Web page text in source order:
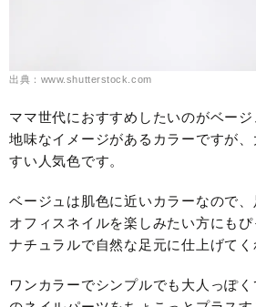
出典：www.shutterstock.com
ママ世代におすすめしたいのがベージ
地味なイメージがあるカラーですが
すい人気色です。
ベージュは肌色に近いカラーなので、
オフィスネイルを楽しみたい方にもぴ
ナチュラルで自然な足元に仕上げてく
ワンカラーでシンプルでも大人っぽ